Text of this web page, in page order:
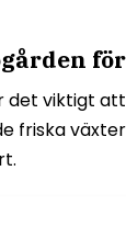
viktigt